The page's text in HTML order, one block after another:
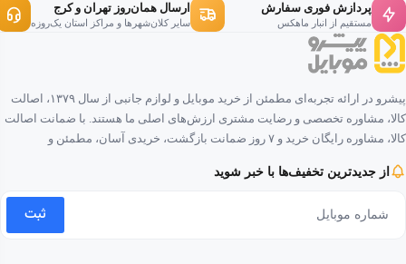
پردازش فوری سفارش
مستقیم از انبار ماهکس
ارسال همان‌روز تهران و کرج
سایر کلان‌شهرها و مراکز استان یک‌روزه
پیشرو در ارائه تجربه‌ای مطمئن از خرید موبایل و لوازم جانبی از سال ۱۳۷۹، اصالت
کالا، مشاوره تخصصی و رضایت مشتری ارزش‌های اصلی ما هستند. با ضمانت اصالت
کالا، مشاوره رایگان خرید و ۷ روز ضمانت بازگشت، خریدی آسان، مطمئن و
از جدیدترین تخفیف‌ها با خبر شوید
ثبت